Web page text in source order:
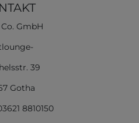
GmbH
39
Gotha
8810150